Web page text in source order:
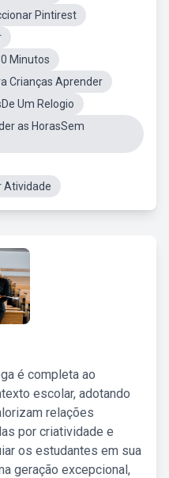
Pintirest
Minutos
Crianças Aprender
Um Relogio
as HorasSem
Atividade
é completa ao
escolar, adotando
relações
por criatividade e
os estudantes em sua
geração excepcional,